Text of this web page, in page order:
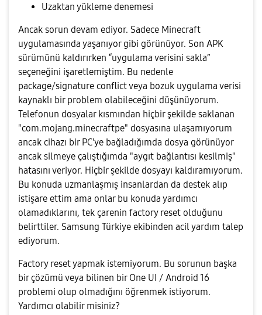
Uzaktan yükleme denemesi
Ancak sorun devam ediyor. Sadece Minecraft
uygulamasında yaşanıyor gibi görünüyor. Son APK
sürümünü kaldırırken “uygulama verisini sakla”
seçeneğini işaretlemiştim. Bu nedenle
package/signature conflict veya bozuk uygulama verisi
kaynaklı bir problem olabileceğini düşünüyorum.
Telefonun dosyalar kısmından hiçbir şekilde saklanan
"com.mojang.minecraftpe" dosyasına ulaşamıyorum
ancak cihazı bir PC'ye bağladığımda dosya görünüyor
ancak silmeye çalıştığımda "aygıt bağlantısı kesilmiş"
hatasını veriyor. Hiçbir şekilde dosyayı kaldıramıyorum.
Bu konuda uzmanlaşmış insanlardan da destek alıp
istişare ettim ama onlar bu konuda yardımcı
olamadıklarını, tek çarenin factory reset olduğunu
belirttiler. Samsung Türkiye ekibinden acil yardım talep
ediyorum.
Factory reset yapmak istemiyorum. Bu sorunun başka
bir çözümü veya bilinen bir One UI / Android 16
problemi olup olmadığını öğrenmek istiyorum.
Yardımcı olabilir misiniz?